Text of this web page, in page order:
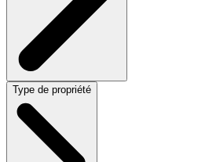
Type de propriété